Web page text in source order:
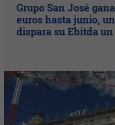
Grupo San José
euros hasta junio,
dispara su Ebitda un